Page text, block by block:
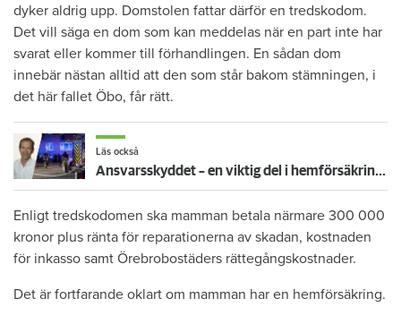
dyker aldrig upp. Domstolen fattar därför en tredskodom.
Det vill säga en dom som kan meddelas när en part inte har
svarat eller kommer till förhandlingen. En sådan dom
innebär nästan alltid att den som står bakom stämningen, i
det här fallet Öbo, får rätt.
Läs också
Ansvarsskyddet – en viktig del i hemförsäkringen
Enligt tredskodomen ska mamman betala närmare 300 000
kronor plus ränta för reparationerna av skadan, kostnaden
för inkasso samt Örebrobostäders rättegångskostnader.
Det är fortfarande oklart om mamman har en hemförsäkring.